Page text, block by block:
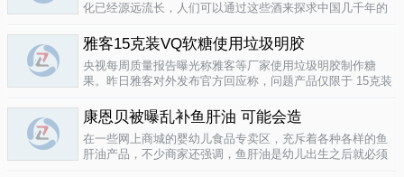
化已经源远流长，人们可以通过这些酒来探求中国几千年的
有害又不能完全戒掉的原因，因为酒已经不只是一种可以喝
的饮品那么简单，就像茶一样有很厚..
雅客15克装VQ软糖使用垃圾明胶
央视每周质量报告曝光称雅客等厂家使用垃圾明胶制作糖
果。昨日雅客对外发布官方回应称，问题产品仅限于 15克装
生产该产品，并将嘉利达明胶原料全部封存。对已上市流通
产品，雅客表示已于3月15..
康恩贝被曝乱补鱼肝油 可能会造
在一些网上商城的婴幼儿食品专卖区，充斥着各种各样的鱼
肝油产品，不少商家还强调，鱼肝油是幼儿出生之后就必须